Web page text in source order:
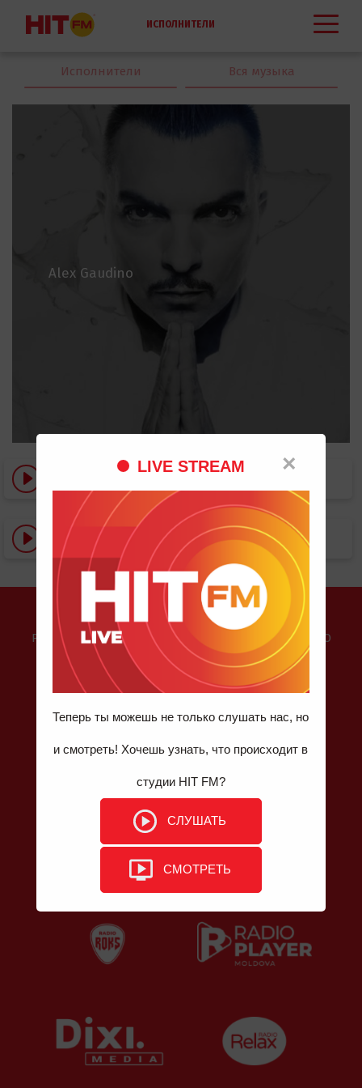
ИСПОЛНИТЕЛИ
×
LIVE STREAM
Теперь ты можешь не только слушать нас, но
и смотреть! Хочешь узнать, что происходит в
студии HIT FM?
СЛУШАТЬ
СМОТРЕТЬ
Исполнители Вся музыка
Alex Gaudino
Watch Out
О HIT FM
РАДИОСТАНЦИЯ #1 В МОЛДОВЕ, ГДЕ ИГРАЮТ ТОЛЬКО
ХИТЫ. ХИТ ЗА ХИТОМ!
Контакты
Телефон для справок: 022 811 210
Email: contact@hitfm.md